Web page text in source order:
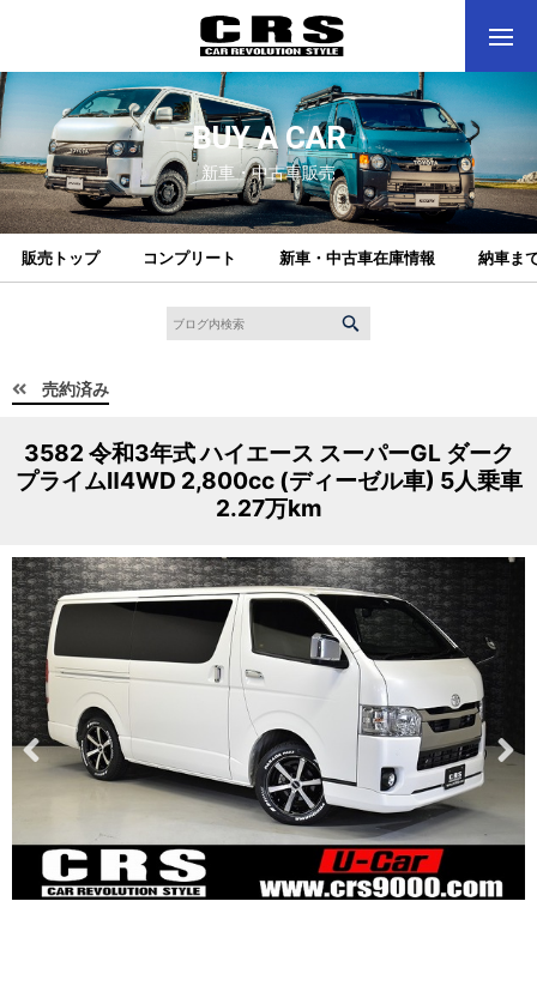
BUY A CAR
新車・中古車販売
販売トップ コンプリート 新車・中古車在庫情報 納車ま
売約済み
3582 令和3年式 ハイエース スーパーGL ダーク
プライムⅡ4WD 2,800cc (ディーゼル車) 5人乗車
2.27万km